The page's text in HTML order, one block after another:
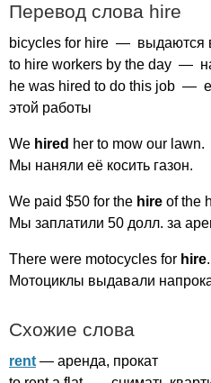
Перевод слова hire
bicycles for hire — выдаются
to hire workers by the day —
he was hired to do this job —
этой работы
We hired her to mow our lawn.
Мы наняли её косить газон.
We paid $50 for the hire of the
Мы заплатили 50 долл. за
There were motocycles for hire.
Мотоциклы выдавали
Схожие слова
rent — аренда, прокат